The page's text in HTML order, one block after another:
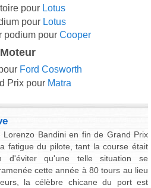
pour Lotus
pour Lotus
podium pour Cooper
Moteur
Ford Cosworth
Prix pour Matra
Bandini en fin de Grand Prix
fatigue du pilote, tant la course était
d'éviter qu'une telle situation se
cette année à 80 tours au lieu
la célèbre chicane du port est